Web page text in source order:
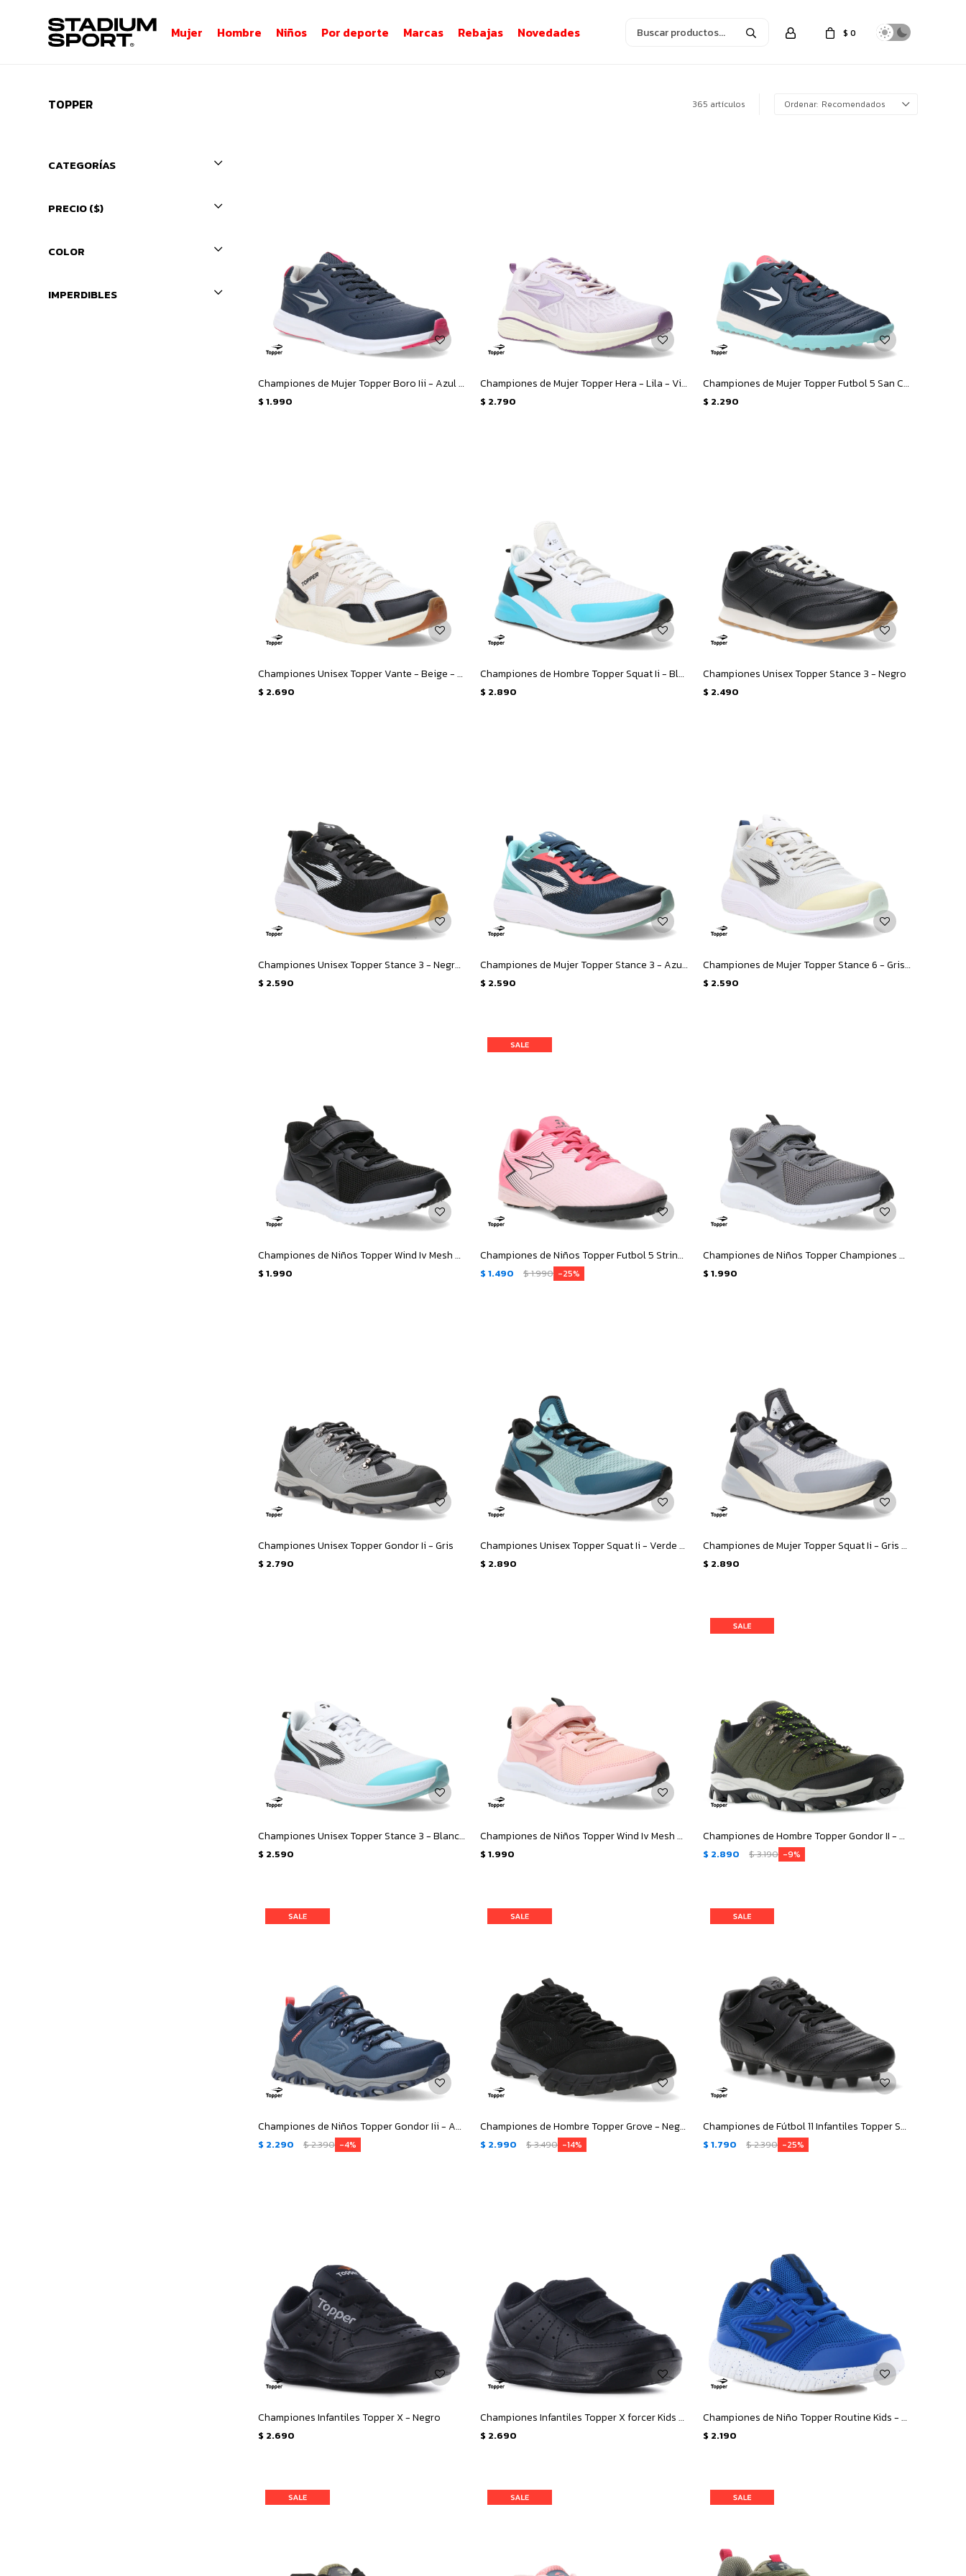
Mujer Hombre Niños Por deporte Marcas Rebajas Novedades $ 0
TOPPER 365 artículos Recomendados
Championes de Mujer Topper Boro Iii - Azul - Fucsia
$ 1.990
Championes de Mujer Topper Hera - Lila - Violeta
$ 2.790
Championes de Mujer Topper Futbol 5 San Ciro V Tf - Azul - Rosado
$ 2.290
Championes Unisex Topper Vante - Beige - Negro
$ 2.690
Championes de Hombre Topper Squat Ii - Blanco - Azul
$ 2.890
Championes Unisex Topper Stance 3 - Negro
$ 2.490
Championes Unisex Topper Stance 3 - Negro - Gris
$ 2.590
Championes de Mujer Topper Stance 3 - Azul - Celeste
$ 2.590
Championes de Mujer Topper Stance 6 - Gris - Beige
$ 2.590
Championes de Niños Topper Wind Iv Mesh Velcro - Negro - Blanco
$ 1.990
Championes de Niños Topper Futbol 5 Stringray Iii Mach 1 - Rosado - Negro
$ 1.490 $1.990 25
Championes de Niños Topper Championes Wind Iv Mesh Velcro - Gris - Negro
$ 1.990
Championes Unisex Topper Gondor Ii - Gris
$ 2.790
Championes Unisex Topper Squat Ii - Verde - Verde Petroleo
$ 2.890
Championes de Mujer Topper Squat Ii - Gris - Negro
$ 2.890
Championes Unisex Topper Stance 3 - Blanco - Azul
$ 2.590
Championes de Niños Topper Wind Iv Mesh Velcro - Rosado - Negro
$ 1.990
Championes de Hombre Topper Gondor II - Verde Oliva - Negro - Verde
$ 2.890 $3.190 9
Championes de Niños Topper Gondor Iii - Azul
$ 2.290 $2.390 4
Championes de Hombre Topper Grove - Negro
$ 2.990 $3.490 14
Championes de Fútbol 11 Infantiles Topper San Ciro - Negro
$ 1.790 $2.390 25
Championes Infantiles Topper X - Negro
$ 2.690
Championes Infantiles Topper X forcer Kids velcro - Negro
$ 2.690
Championes de Niño Topper Routine Kids - Azul
$ 2.190
CATEGORÍAS
PRECIO($)
COLOR
IMPERDIBLES